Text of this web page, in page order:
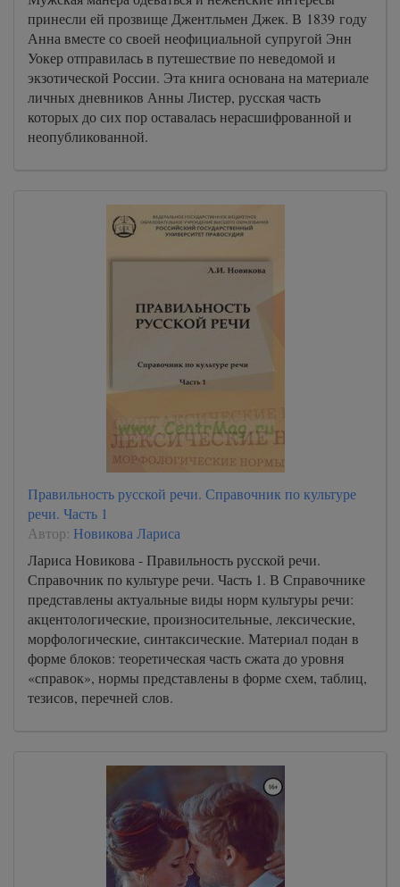
принесли ей прозвище Джентльмен Джек. В 1839 году
Анна вместе со своей неофициальной супругой Энн
Уокер отправилась в путешествие по неведомой и
экзотической России. Эта книга основана на материале
личных дневников Анны Листер, русская часть
которых до сих пор оставалась нерасшифрованной и
неопубликованной.
Правильность русской речи. Справочник по культуре
речи. Часть 1
Автор: Новикова Лариса
Лариса Новикова - Правильность русской речи.
Справочник по культуре речи. Часть 1. В Справочнике
представлены актуальные виды норм культуры речи:
акцентологические, произносительные, лексические,
морфологические, синтаксические. Материал подан в
форме блоков: теоретическая часть сжата до уровня
«справок», нормы представлены в форме схем, таблиц,
тезисов, перечней слов.